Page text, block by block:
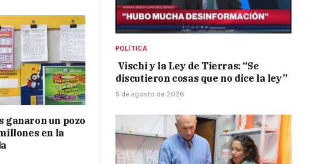
ganaron un pozo
en la
POLÍTICA
Vischi y la Ley de Tierras: “Se
discutieron cosas que no dice la ley”
5 de agosto de 2026